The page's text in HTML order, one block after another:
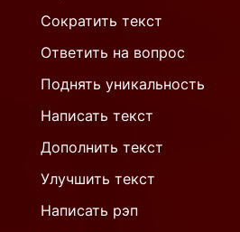
Сократить текст
Ответить на вопрос
Поднять уникальность
Написать текст
Дополнить текст
Улучшить текст
Написать рэп